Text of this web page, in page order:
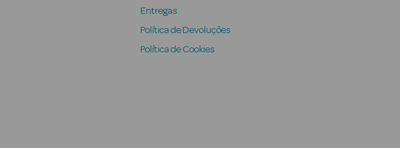
Entregas
Política de Devoluções
Política de Cookies